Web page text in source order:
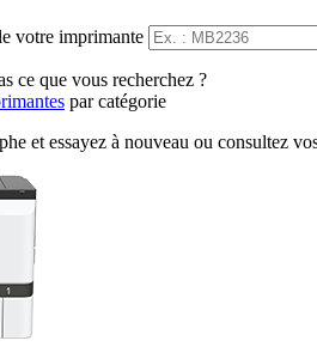
votre imprimante
ce que vous recherchez ?
par catégorie
et essayez à nouveau ou consultez